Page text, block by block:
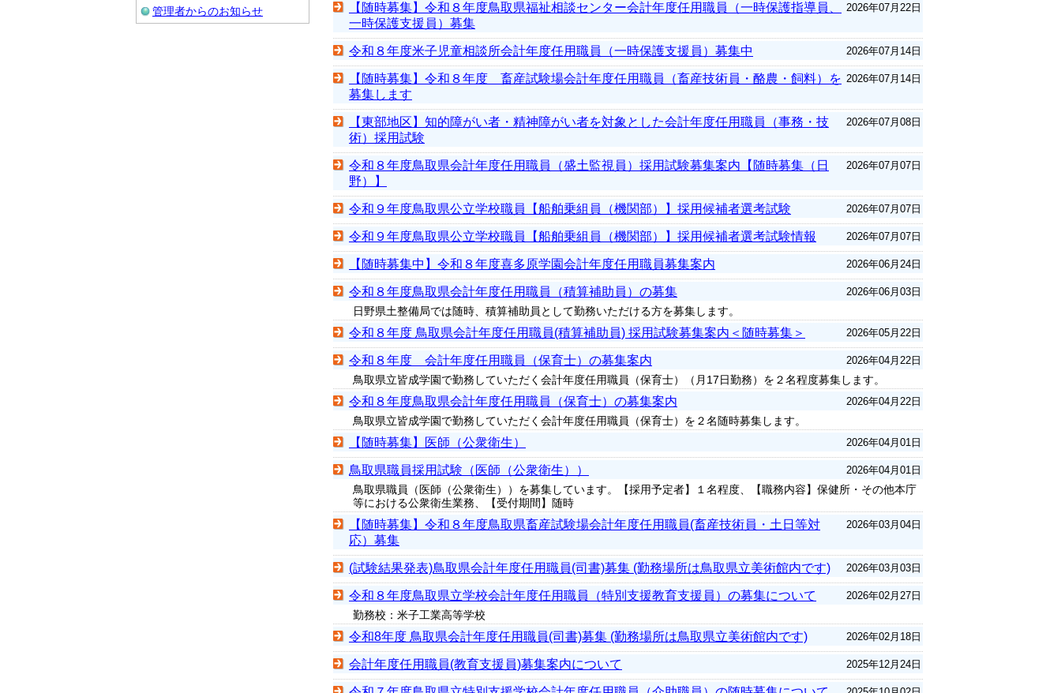
管理者からのお知らせ
2026年07月22日
【随時募集】令和８年度鳥取県福祉相談センター会計年度任用職員（一時保護指導員、
一時保護支援員）募集
2026年07月14日
令和８年度米子児童相談所会計年度任用職員（一時保護支援員）募集中
2026年07月14日
【随時募集】令和８年度 畜産試験場会計年度任用職員（畜産技術員・酪農・飼料）を
募集します
2026年07月08日
【東部地区】知的障がい者・精神障がい者を対象とした会計年度任用職員（事務・技
術）採用試験
2026年07月07日
令和８年度鳥取県会計年度任用職員（盛土監視員）採用試験募集案内【随時募集（日
野）】
2026年07月07日
令和９年度鳥取県公立学校職員【船舶乗組員（機関部）】採用候補者選考試験
2026年07月07日
令和９年度鳥取県公立学校職員【船舶乗組員（機関部）】採用候補者選考試験情報
2026年06月24日
【随時募集中】令和８年度喜多原学園会計年度任用職員募集案内
2026年06月03日
令和８年度鳥取県会計年度任用職員（積算補助員）の募集
日野県土整備局では随時、積算補助員として勤務いただける方を募集します。
2026年05月22日
令和８年度 鳥取県会計年度任用職員(積算補助員) 採用試験募集案内＜随時募集＞
2026年04月22日
令和８年度 会計年度任用職員（保育士）の募集案内
鳥取県立皆成学園で勤務していただく会計年度任用職員（保育士）（月17日勤務）を２名程度募集します。
2026年04月22日
令和８年度鳥取県会計年度任用職員（保育士）の募集案内
鳥取県立皆成学園で勤務していただく会計年度任用職員（保育士）を２名随時募集します。
2026年04月01日
【随時募集】医師（公衆衛生）
2026年04月01日
鳥取県職員採用試験（医師（公衆衛生））
鳥取県職員（医師（公衆衛生））を募集しています。【採用予定者】１名程度、【職務内容】保健所・その他本庁
等における公衆衛生業務、【受付期間】随時
2026年03月04日
【随時募集】令和８年度鳥取県畜産試験場会計年度任用職員(畜産技術員・土日等対
応）募集
2026年03月03日
(試験結果発表)鳥取県会計年度任用職員(司書)募集 (勤務場所は鳥取県立美術館内です)
2026年02月27日
令和８年度鳥取県立学校会計年度任用職員（特別支援教育支援員）の募集について
勤務校：米子工業高等学校
2026年02月18日
令和8年度 鳥取県会計年度任用職員(司書)募集 (勤務場所は鳥取県立美術館内です)
2025年12月24日
会計年度任用職員(教育支援員)募集案内について